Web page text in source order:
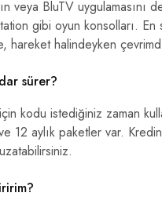
veya BluTV uygulamasını
gibi oyun konsolları.
halindeyken
sürer?
kodu istediğiniz zaman
12 aylık paketler var.